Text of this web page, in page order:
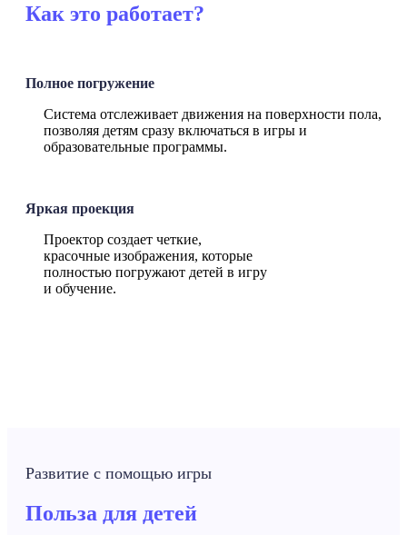
Как это работает?
Полное погружение
Система отслеживает движения на поверхности пола,
позволяя детям сразу включаться в игры и
образовательные программы.
Яркая проекция
Проектор создает четкие,
красочные изображения, которые
полностью погружают детей в игру
и обучение.
Развитие с помощью игры
Польза для детей